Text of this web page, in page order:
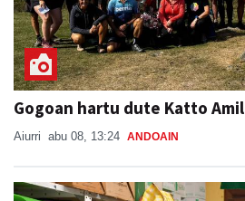
Gogoan hartu dute Katto
Aiurri abu 08, 13:24 ANDOAIN